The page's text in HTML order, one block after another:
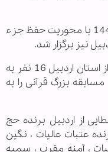
«نهضت حورزاده» افزود: طرح قرآنی 1446 با محوریت حفظ جزء
وی گفت: از بین دو هزار شرکت کننده از استان اردبیل 16 نفر به
بزرگ قرآنی را به
از اردبیل برنده حج
عتبات عالیات ، نگین
، آمنه مقرب ، سمیه